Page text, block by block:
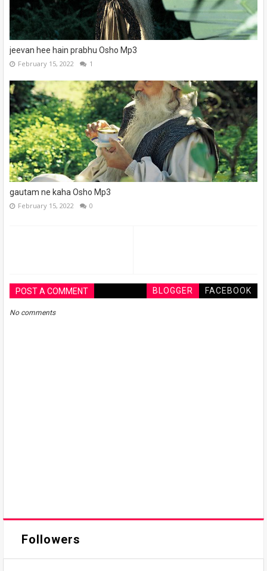
jeevan hee hain prabhu Osho Mp3
February 15, 2022 1
gautam ne kaha Osho Mp3
February 15, 2022 0
POST A COMMENT BLOGGER FACEBOOK
No comments
Followers